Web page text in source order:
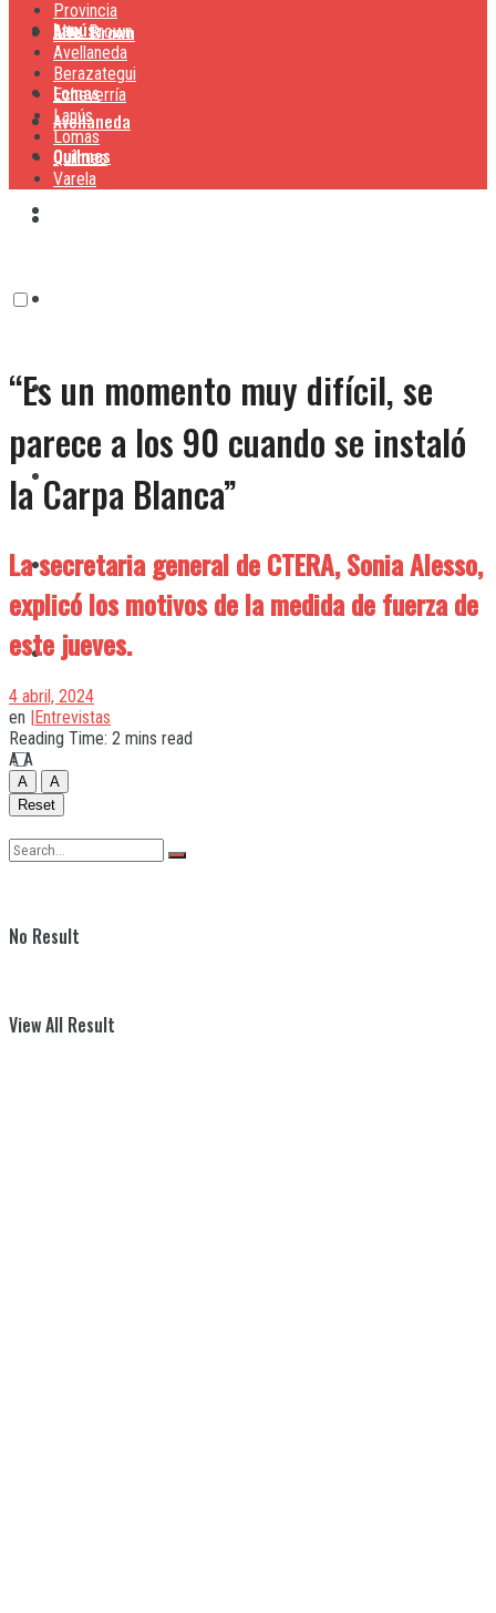
Lanús
Lomas
Quilmes
Alte. Brown
Avellaneda
Lanús
Lomas
Quilmes
Varela
No Result
View All Result
Provincia
Alte. Brown
Avellaneda
Berazategui
Echeverría
Lanús
Lomas
Quilmes
Varela
“Es un momento muy difícil, se
parece a los 90 cuando se instaló
la Carpa Blanca”
La secretaria general de CTERA, Sonia Alesso,
explicó los motivos de la medida de fuerza de
este jueves.
4 abril, 2024
en |Entrevistas
Reading Time: 2 mins read
A A
A
A
Reset